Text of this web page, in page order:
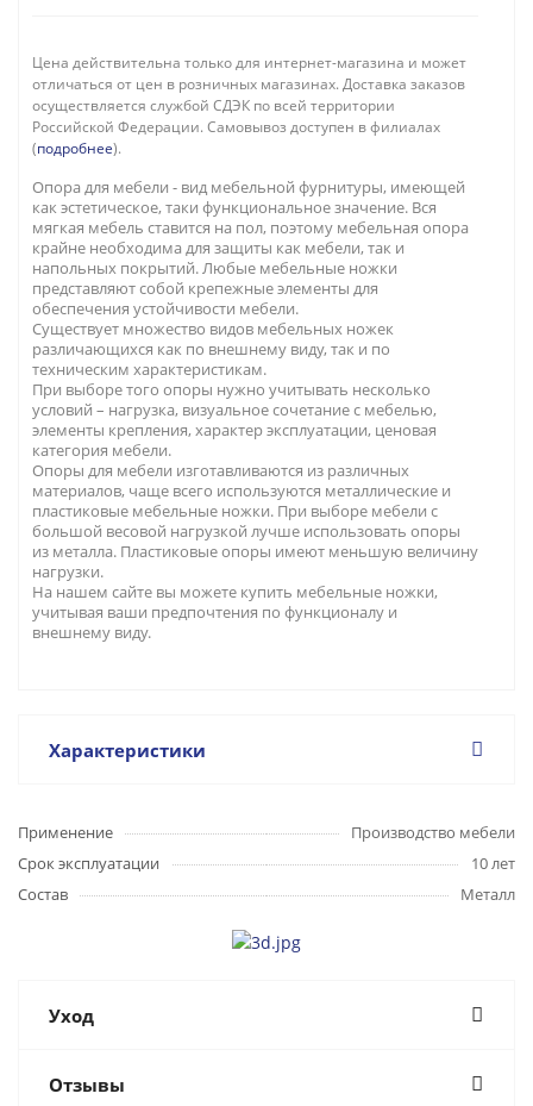
Цена действительна только для интернет-магазина и может
отличаться от цен в розничных магазинах. Доставка заказов
осуществляется службой СДЭК по всей территории
Российской Федерации. Самовывоз доступен в филиалах
(подробнее).
Опора для мебели - вид мебельной фурнитуры, имеющей
как эстетическое, таки функциональное значение. Вся
мягкая мебель ставится на пол, поэтому мебельная опора
крайне необходима для защиты как мебели, так и
напольных покрытий. Любые мебельные ножки
представляют собой крепежные элементы для
обеспечения устойчивости мебели.
Существует множество видов мебельных ножек
различающихся как по внешнему виду, так и по
техническим характеристикам.
При выборе того опоры нужно учитывать несколько
условий – нагрузка, визуальное сочетание с мебелью,
элементы крепления, характер эксплуатации, ценовая
категория мебели.
Опоры для мебели изготавливаются из различных
материалов, чаще всего используются металлические и
пластиковые мебельные ножки. При выборе мебели с
большой весовой нагрузкой лучше использовать опоры
из металла. Пластиковые опоры имеют меньшую величину
нагрузки.
На нашем сайте вы можете купить мебельные ножки,
учитывая ваши предпочтения по функционалу и
внешнему виду.
Характеристики
Применение
Производство мебели
Срок эксплуатации
10 лет
Состав
Металл
Уход
Отзывы